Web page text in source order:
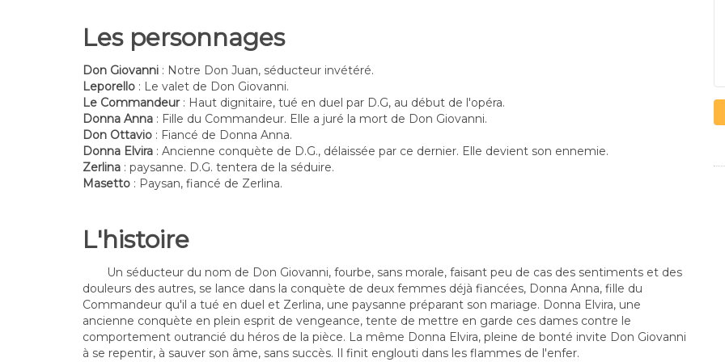
Les personnages
Don Giovanni : Notre Don Juan, séducteur invétéré.
Leporello : Le valet de Don Giovanni.
Le Commandeur: Haut dignitaire, tué en duel par D.G, au début de l'opéra.
Donna Anna : Fille du Commandeur. Elle a juré la mort de Don Giovanni.
Don Ottavio : Fiancé de Donna Anna.
Donna Elvira : Ancienne conquète de D.G., délaissée par ce dernier. Elle devient son ennemie.
Zerlina : paysanne. D.G. tentera de la séduire.
Masetto : Paysan, fiancé de Zerlina.
L'histoire
Un séducteur du nom de Don Giovanni, fourbe, sans morale, faisant peu de cas des sentiments et des
douleurs des autres, se lance dans la conquète de deux femmes déjà fiancées, Donna Anna, fille du
Commandeur qu'il a tué en duel et Zerlina, une paysanne préparant son mariage. Donna Elvira, une
ancienne conquète en plein esprit de vengeance, tente de mettre en garde ces dames contre le
comportement outrancié du héros de la pièce. La même Donna Elvira, pleine de bonté invite Don Giovanni
à se repentir, à sauver son âme, sans succès. Il finit englouti dans les flammes de l'enfer.